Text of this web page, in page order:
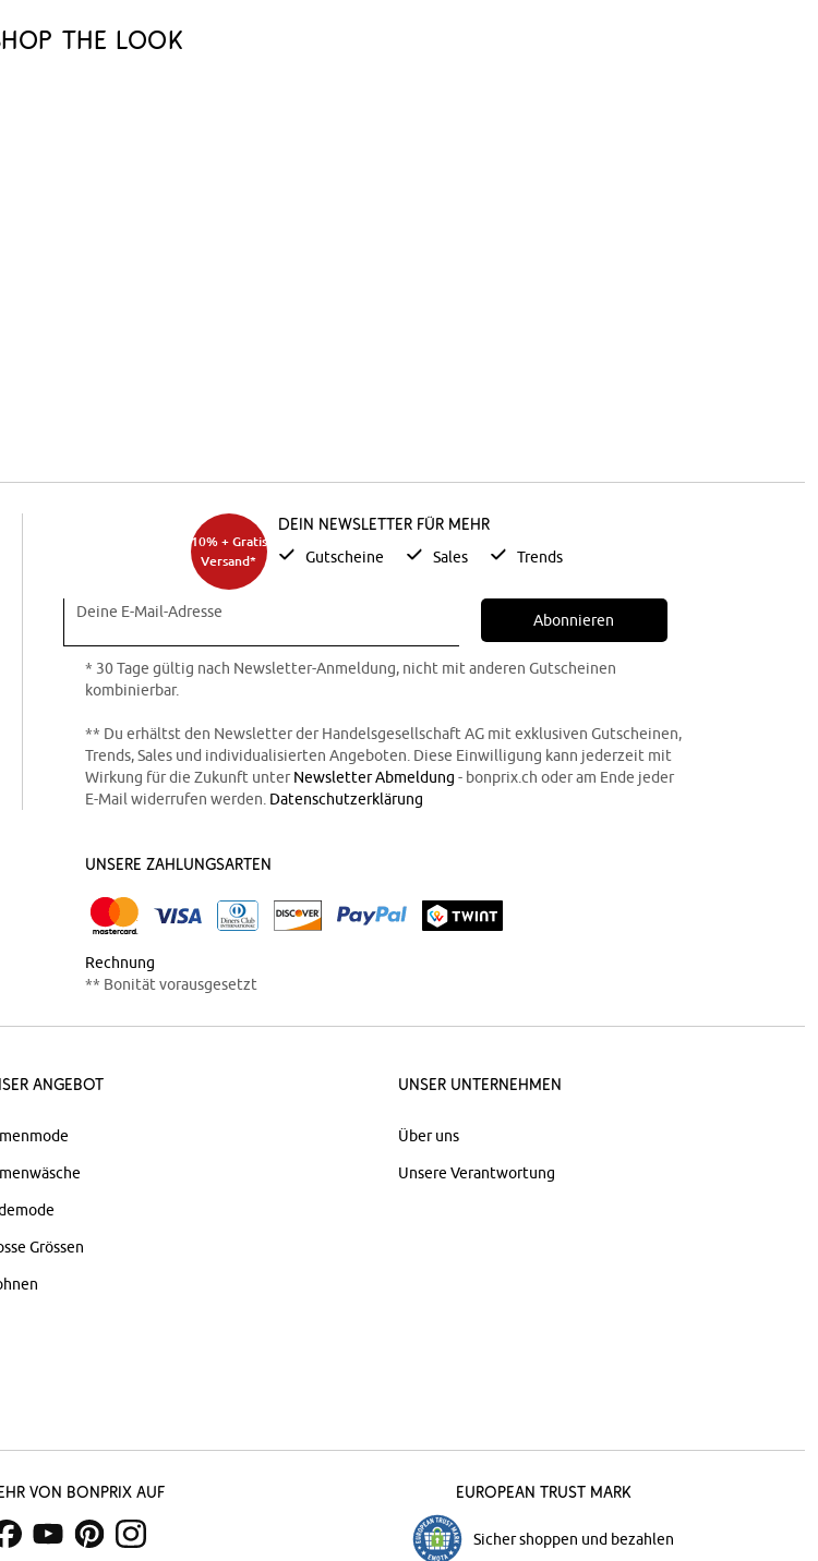
the look
10% + Gratis
Versand*
Dein Newsletter für mehr
Gutscheine Sales Trends
Deine E-Mail-Adresse Abonnieren
* 30 Tage gültig nach Newsletter-Anmeldung, nicht mit anderen Gutscheinen
kombinierbar.
** Du erhältst den Newsletter der Handelsgesellschaft AG mit exklusiven Gutscheinen,
Trends, Sales und individualisierten Angeboten. Diese Einwilligung kann jederzeit mit
Wirkung für die Zukunft unterNewsletter Abmeldung - bonprix.ch oder am Ende jeder
E-Mail widerrufen werden. Datenschutzerklärung
Unsere Zahlungsarten
Rechnung
** Bonität vorausgesetzt
Angebot
Grössen
Unser Unternehmen
Über uns
Unsere Verantwortung
von bonprix auf European Trust Mark
Sicher shoppen und bezahlen